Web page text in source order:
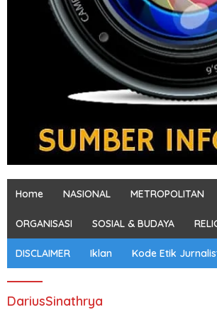
Home NASIONAL METROPOLITAN
ORGANISASI SOSIAL & BUDAYA
DISCLAIMER Iklan Kode Etik
DariusSinathrya